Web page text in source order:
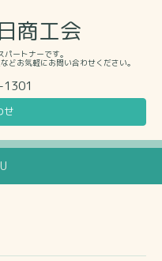
商工会
ートナーです。
どお気軽にお問い合わせください。
せ